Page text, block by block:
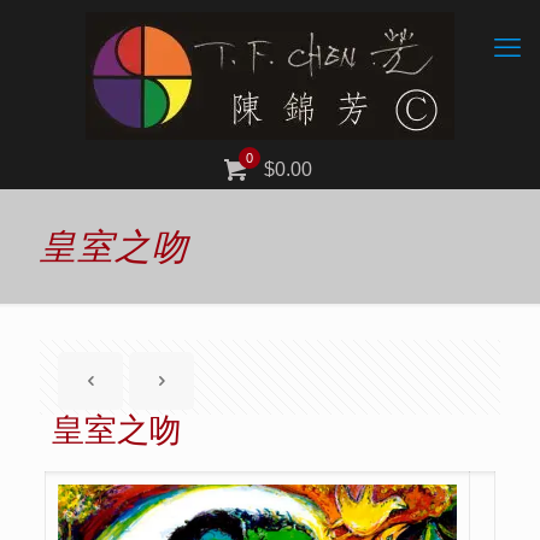
0
$0.00
皇室之吻
皇室之吻